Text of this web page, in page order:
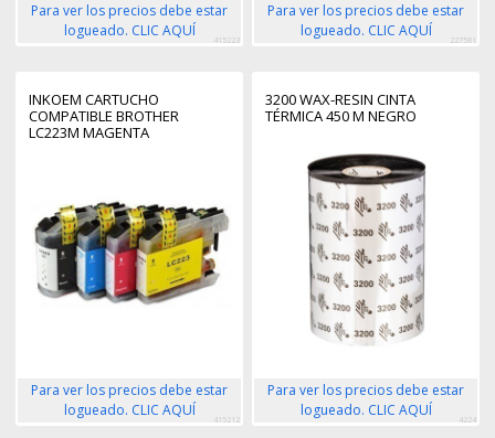
Para ver los precios debe estar
logueado. CLIC AQUÍ
415223
Para ver los precios debe estar
logueado. CLIC AQUÍ
227581
INKOEM CARTUCHO
COMPATIBLE BROTHER
LC223M MAGENTA
Para ver los precios debe estar
logueado. CLIC AQUÍ
415212
3200 WAX-RESIN CINTA
TÉRMICA 450 M NEGRO
Para ver los precios debe estar
logueado. CLIC AQUÍ
4224